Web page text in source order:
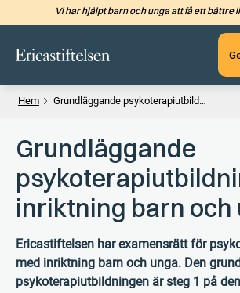
Hoppa till
Vi har hjälpt barn och unga att få ett bättre
Hem Grundläggande psykoterapiutbildning med inriktning barn och ungdom
Grundläggande
inriktning barn och
Ericastiftelsen har examensrätt för
med inriktning barn och unga. Den
psykoterapiutbildningen är steg 1 på